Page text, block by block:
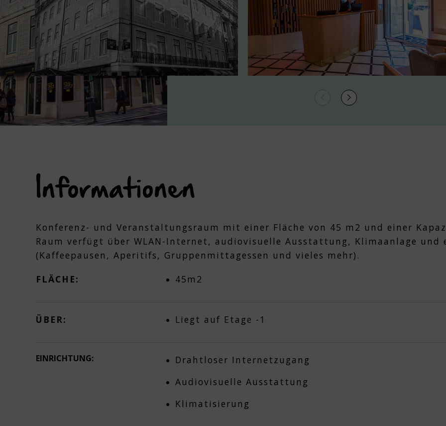
Informationen
Konferenz- und Veranstaltungsraum mit einer Fläche von 45 m2 und einer
Raum verfügt über WLAN-Internet, audiovisuelle Ausstattung, Klimaanlage und
(Kaffeepausen, Aperitifs, Gruppenmittagessen und vieles mehr).
FLÄCHE:
45m2
ÜBER: Liegt auf Etage -1
EINRICHTUNG:
Drahtloser Internetzugang
Audiovisuelle Ausstattung
Klimatisierung